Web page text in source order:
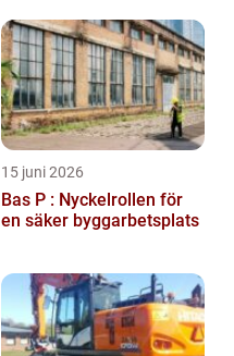
15 juni 2026
Bas P : Nyckelrollen för
en säker byggarbetsplats